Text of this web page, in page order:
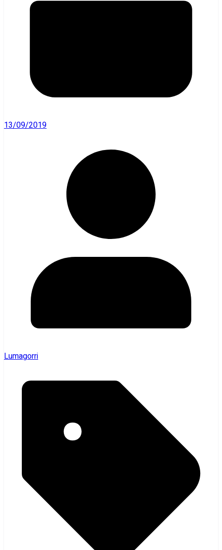
13/09/2019
Lumagorri